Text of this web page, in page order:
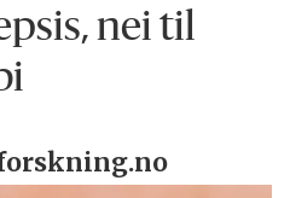
nei til